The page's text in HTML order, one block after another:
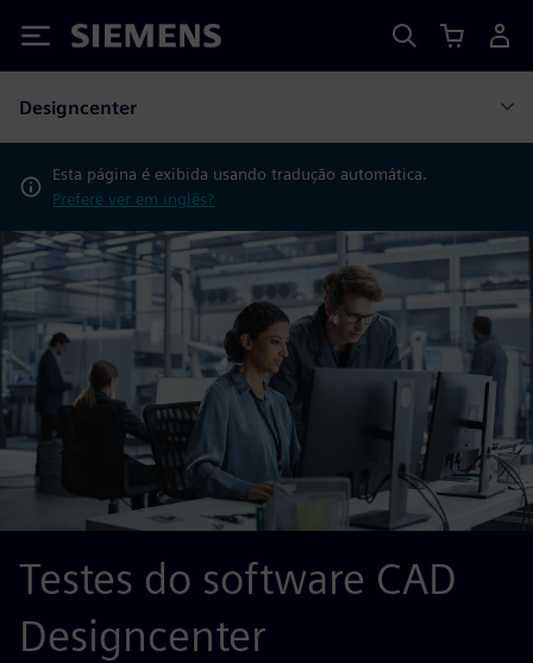
Siemens
Designcenter
Esta página é exibida usando tradução automática.
Prefere ver em inglês?
Testes do software CAD
Designcenter